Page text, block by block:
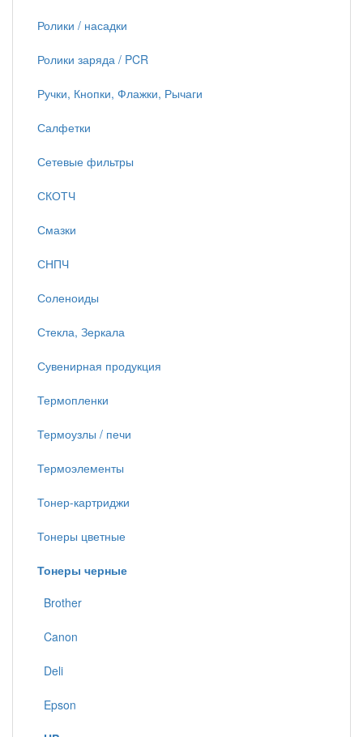
Ролики / насадки
Ролики заряда / PCR
Ручки, Кнопки, Флажки, Рычаги
Салфетки
Сетевые фильтры
СКОТЧ
Смазки
СНПЧ
Соленоиды
Стекла, Зеркала
Сувенирная продукция
Термопленки
Термоузлы / печи
Термоэлементы
Тонер-картриджи
Тонеры цветные
Тонеры черные
Brother
Canon
Deli
Epson